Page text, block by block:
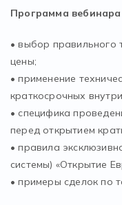
Программа
• выбор правильного
цены;
• применение
краткосрочных
• специфика
перед открытием
• правила
системы) «Открытие
• примеры сделок по